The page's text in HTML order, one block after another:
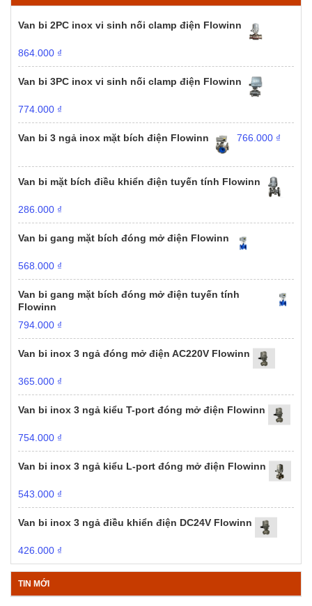
Van bi 2PC inox vi sinh nối clamp điện Flowinn
864.000 ₫
Van bi 3PC inox vi sinh nối clamp điện Flowinn
774.000 ₫
Van bi 3 ngả inox mặt bích điện Flowinn 766.000 ₫
Van bi mặt bích điều khiển điện tuyến tính Flowinn
286.000 ₫
Van bi gang mặt bích đóng mở điện Flowinn
568.000 ₫
Van bi gang mặt bích đóng mở điện tuyến tính
Flowinn
794.000 ₫
Van bi inox 3 ngả đóng mở điện AC220V Flowinn
365.000 ₫
Van bi inox 3 ngả kiểu T-port đóng mở điện Flowinn
754.000 ₫
Van bi inox 3 ngả kiểu L-port đóng mở điện Flowinn
543.000 ₫
Van bi inox 3 ngả điều khiển điện DC24V Flowinn
426.000 ₫
TIN MỚI